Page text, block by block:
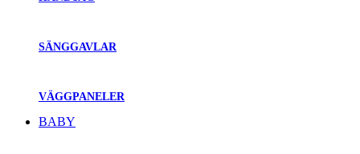
SÄNGGAVLAR
VÄGGPANELER
BABY